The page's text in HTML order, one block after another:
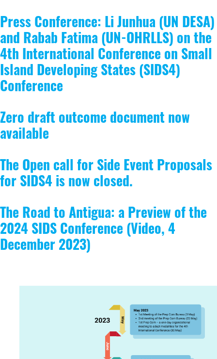
Press Conference: Li Junhua (UN DESA)
and Rabab Fatima (UN-OHRLLS) on the
4th International Conference on Small
Island Developing States (SIDS4)
Conference
Zero draft outcome document now
available
The Open call for Side Event Proposals
for SIDS4 is now closed.
The Road to Antigua: a Preview of the
2024 SIDS Conference (Video, 4
December 2023)